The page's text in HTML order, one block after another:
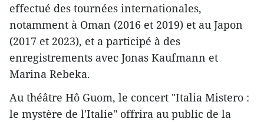
effectué des tournées internationales,
notamment à Oman (2016 et 2019) et au Japon
(2017 et 2023), et a participé à des
enregistrements avec Jonas Kaufmann et
Marina Rebeka.
Au théâtre Hô Guom, le concert "Italia Mistero :
le mystère de l'Italie" offrira au public de la